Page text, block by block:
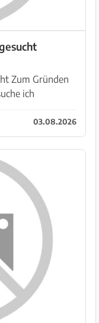
ich
03.08.2026